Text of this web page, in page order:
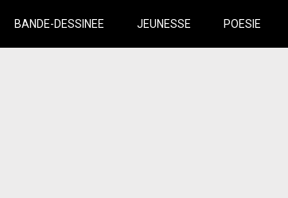
BANDE-DESSINEE JEUNESSE POESIE